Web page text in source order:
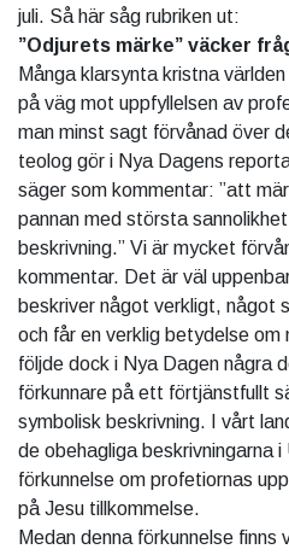
juli. Så här såg rubriken ut:
”Odjurets märke” väcker
Många klarsynta kristna
på väg mot uppfyllelsen av
man minst sagt förvånad över
teolog gör i Nya Dagens
säger som kommentar: ”att
pannan med största
beskrivning.” Vi är mycket
kommentar. Det är väl
beskriver något verkligt, något
och får en verklig betydelse
följde dock i Nya Dagen några
förkunnare på ett förtjänstfullt
symbolisk beskrivning. I vårt
de obehagliga beskrivningarna
förkunnelse om profetiornas
på Jesu tillkommelse.
Medan denna förkunnelse finns